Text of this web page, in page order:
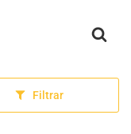
Filtrar